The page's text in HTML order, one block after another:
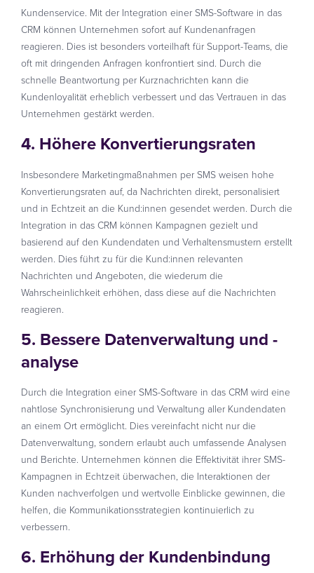
Kundenservice. Mit der Integration einer SMS-Software in das
CRM können Unternehmen sofort auf Kundenanfragen
reagieren. Dies ist besonders vorteilhaft für Support-Teams, die
oft mit dringenden Anfragen konfrontiert sind. Durch die
schnelle Beantwortung per Kurznachrichten kann die
Kundenloyalität erheblich verbessert und das Vertrauen in das
Unternehmen gestärkt werden.
4. Höhere Konvertierungsraten
Insbesondere Marketingmaßnahmen per SMS weisen hohe
Konvertierungsraten auf, da Nachrichten direkt, personalisiert
und in Echtzeit an die Kund:innen gesendet werden. Durch die
Integration in das CRM können Kampagnen gezielt und
basierend auf den Kundendaten und Verhaltensmustern erstellt
werden. Dies führt zu für die Kund:innen relevanten
Nachrichten und Angeboten, die wiederum die
Wahrscheinlichkeit erhöhen, dass diese auf die Nachrichten
reagieren.
5. Bessere Datenverwaltung und -
analyse
Durch die Integration einer SMS-Software in das CRM wird eine
nahtlose Synchronisierung und Verwaltung aller Kundendaten
an einem Ort ermöglicht. Dies vereinfacht nicht nur die
Datenverwaltung, sondern erlaubt auch umfassende Analysen
und Berichte. Unternehmen können die Effektivität ihrer SMS-
Kampagnen in Echtzeit überwachen, die Interaktionen der
Kunden nachverfolgen und wertvolle Einblicke gewinnen, die
helfen, die Kommunikationsstrategien kontinuierlich zu
verbessern.
6. Erhöhung der Kundenbindung